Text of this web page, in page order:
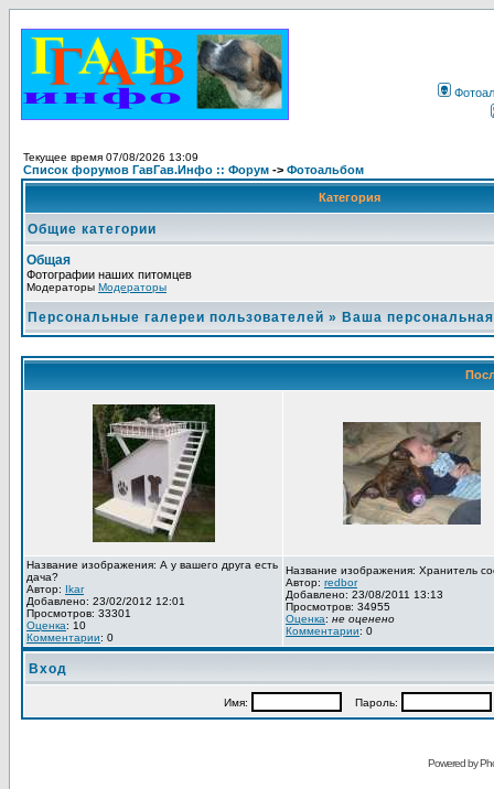
Текущее время 07/08/2026 13:09
Список форумов ГавГав.Инфо :: Форум -> Фотоальбом
Категория
Общие категории
Общая
Фотографии наших питомцев
Модераторы Модераторы
Персональные галереи пользователей » Ваша
Название изображения: А у вашего друга есть
дача?
Автор: Ikar
Добавлено: 23/02/2012 12:01
Просмотров: 33301
Оценка: 10
Комментарии: 0
Название изображения: Хранитель
Автор: redbor
Добавлено: 23/08/2011 13:13
Просмотров: 34955
Оценка: не оценено
Комментарии: 0
Вход
Имя: Пароль:
Powered by